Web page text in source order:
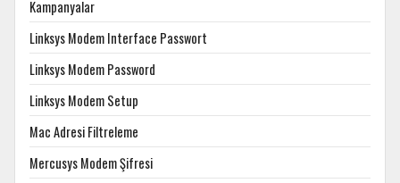
Kampanyalar
Linksys Modem Interface Passwort
Linksys Modem Password
Linksys Modem Setup
Mac Adresi Filtreleme
Mercusys Modem Şifresi